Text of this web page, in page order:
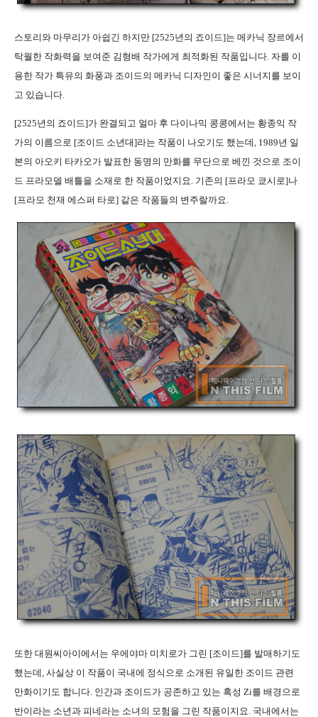
스토리와 마무리가 아쉽긴 하지만 [2525년의 죠이드]는 메카닉 장르에서
탁월한 작화력을 보여준 김형배 작가에게 최적화된 작품입니다. 자를 이
용한 작가 특유의 화풍과 조이드의 메카닉 디자인이 좋은 시너지를 보이
고 있습니다.
[2525년의 죠이드]가 완결되고 얼마 후 다이나믹 콩콩에서는 황종익 작
가의 이름으로 [조이드 소년대]라는 작품이 나오기도 했는데, 1989년 일
본의 아오키 타카오가 발표한 동명의 만화를 무단으로 베낀 것으로 조이
드 프라모델 배틀을 소재로 한 작품이었지요. 기존의 [프라모 쿄시로]나
[프라모 천재 에스퍼 타로] 같은 작품들의 변주랄까요.
또한 대원씨아이에서는 우에야마 미치로가 그린 [조이드]를 발매하기도
했는데 사실상 이 작품이 국내에 정식으로 소개된 유일한 조이드 관련
만화이기도 합니다 인간과 조이드가 공존하고 있는 혹성 Zi를 배경으로
반이라는 소년과 피네라는 소녀의 모험을 그린 작품이지요 국내에서는